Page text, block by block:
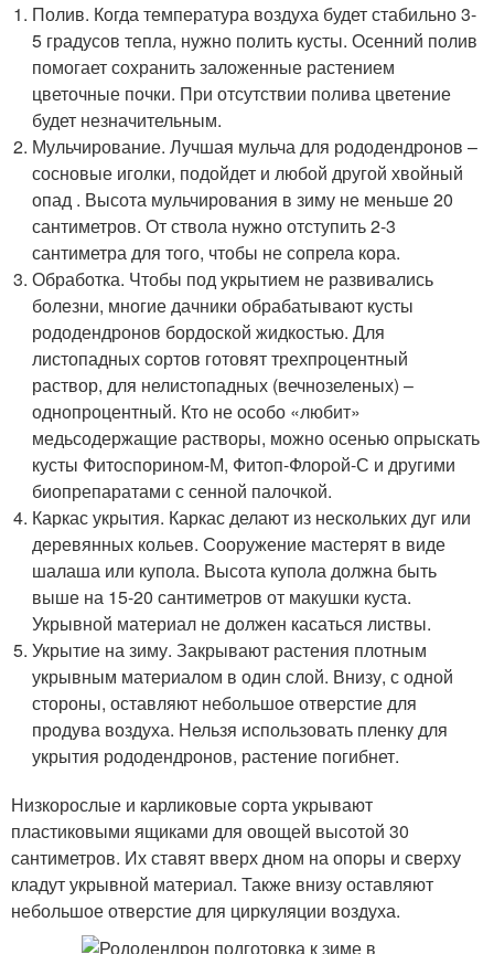
Полив. Когда температура воздуха будет стабильно 3-
5 градусов тепла, нужно полить кусты. Осенний полив
помогает сохранить заложенные растением
цветочные почки. При отсутствии полива цветение
будет незначительным.
Мульчирование. Лучшая мульча для рододендронов –
сосновые иголки, подойдет и любой другой хвойный
опад . Высота мульчирования в зиму не меньше 20
сантиметров. От ствола нужно отступить 2-3
сантиметра для того, чтобы не сопрела кора.
Обработка. Чтобы под укрытием не развивались
болезни, многие дачники обрабатывают кусты
рододендронов бордоской жидкостью. Для
листопадных сортов готовят трехпроцентный
раствор, для нелистопадных (вечнозеленых) –
однопроцентный. Кто не особо «любит»
медьсодержащие растворы, можно осенью опрыскать
кусты Фитоспорином-М, Фитоп-Флорой-С и другими
биопрепаратами с сенной палочкой.
Каркас укрытия. Каркас делают из нескольких дуг или
деревянных кольев. Сооружение мастерят в виде
шалаша или купола. Высота купола должна быть
выше на 15-20 сантиметров от макушки куста.
Укрывной материал не должен касаться листвы.
Укрытие на зиму. Закрывают растения плотным
укрывным материалом в один слой. Внизу, с одной
стороны, оставляют небольшое отверстие для
продува воздуха. Нельзя использовать пленку для
укрытия рододендронов, растение погибнет.
Низкорослые и карликовые сорта укрывают
пластиковыми ящиками для овощей высотой 30
сантиметров. Их ставят вверх дном на опоры и сверху
кладут укрывной материал. Также внизу оставляют
небольшое отверстие для циркуляции воздуха.